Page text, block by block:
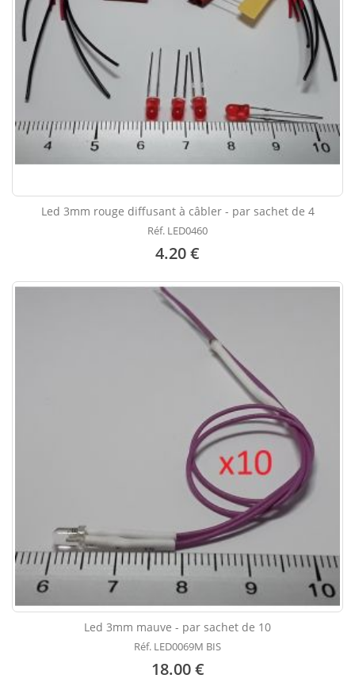
Led 3mm rouge diffusant à câbler - par sachet de 4
Réf. LED0460
4.20 €
Led 3mm mauve - par sachet de 10
Réf. LED0069M BIS
18.00 €